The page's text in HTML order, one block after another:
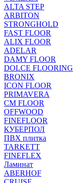
ALTA STEP
ARBITON
STRONGHOLD
FAST FLOOR
ALIX FLOOR
ADELAR
DAMY FLOOR
DOLCE FLOORING
BRONIX
ICON FLOOR
PRIMAVERA
CM FLOOR
OFFWOOD
FINEFLOOR
КУБЕРПОЛ
ПВХ плитка
TARKETT
FINEFLEX
Ламинат
ABERHOF